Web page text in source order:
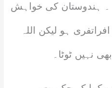
۔ ہندوستان کی خواہش
ہو لیکن اللہ
نہیں ٹوٹا۔